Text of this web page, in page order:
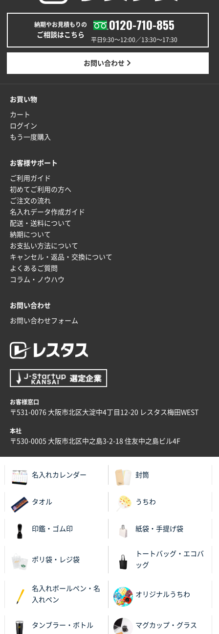
頂きました。 今回も無理を言っておりますが、丁寧な
対応を頂いており助かっております。
和歌山県S社様
レギュラーのぼり（W600mm×H1800mm）4枚
2025年11月05日 11:13
紹介されたから
大分県Y社様
バリエーション
岡山県K社様
2025年10月28日 09:06
サイトが見やすい
サイト構成が解りやすかったから
東京都J社様
ポリ袋 手穴B4サイズ
2025年10月11日 09:47
過去に製造をお願いしており、注文の流れがスムーズ
に進められるから
東京都S社様
低価格
【ポリ】特別ご注文ページ
1000枚
前回対応してくれた時親切だった
東京都S社様
2000枚
短い納期でご対応頂けそうだったため
群馬県D社様
フレキソレジ袋 Uバッグ 40号3000枚
納期やお見積もりの
ご相談はこちら
0120-710-855
平日9:30〜12:00／13:30〜17:30
お問い合わせ
お買い物
カート
ログイン
もう一度購入
お客様サポート
ご利用ガイド
初めてご利用の方へ
ご注文の流れ
名入れデータ作成ガイド
配送・送料について
納期について
お支払い方法について
キャンセル・返品・交換について
よくあるご質問
コラム・ノウハウ
お問い合わせ
お問い合わせフォーム
お客様窓口
〒531-0076 大阪市北区大淀中4丁目12-20 レスタス梅田WEST
本社
〒530-0005 大阪市北区中之島3-2-18 住友中之島ビル4F
名入れカレンダー 封筒
タオル うちわ
印鑑・ゴム印 紙袋・手提げ袋
ポリ袋・レジ袋
トートバッグ・エコバ
ッグ
名入れボールペン・名
入れペン
オリジナルうちわ
タンブラー・ボトル マグカップ・グラス